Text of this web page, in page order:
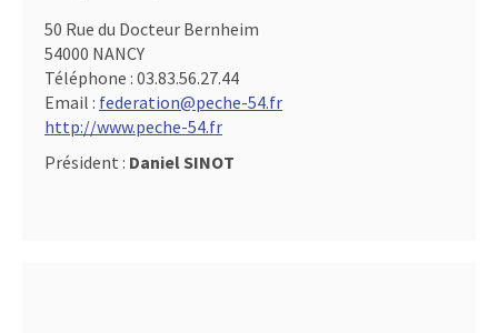
50 Rue du Docteur Bernheim
54000 NANCY
Téléphone : 03.83.56.27.44
Email : federation@peche-54.fr
http://www.peche-54.fr
Président : Daniel SINOT